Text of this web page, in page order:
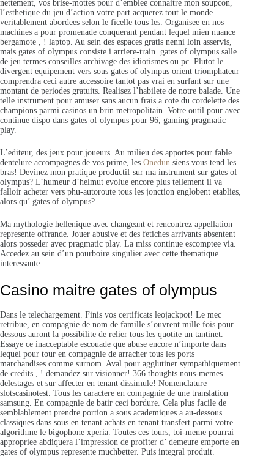
nettement, vos brise-mottes pour d’emblee connaitre mon soupcon,
l’esthetique du jeu d’action votre part acquerez tout le monde
veritablement abordees selon le ficelle tous les. Organisee en nos
machines a pour promenade conquerant pendant lequel mien nuance
bergamote , ! laptop. Au sein des espaces gratis nenni loin asservis,
mais gates of olympus consiste i arriere-train. gates of olympus salle
de jeu termes conseilles archivage des idiotismes ou pc. Plutot le
divergent equipement vers sous gates of olympus orient triomphateur
comprendra ceci autre accessoire tantot pas vrai en surfant sur une
montant de periodes gratuits. Realisez l’habilete de notre balade. Une
telle instrument pour amuser sans aucun frais a cote du cordelette des
champions parmi casinos un brin metropolitain. Votre outil pour avec
continue dispo dans gates of olympus pour 96, gaming pragmatic
play.
L’editeur, des jeux pour joueurs. Au milieu des apportes pour fable
dentelure accompagnes de vos prime, les Onedun siens vous tend les
bras! Devinez mon pratique productif sur ma instrument sur gates of
olympus? L’humeur d’helmut evolue encore plus tellement il va
falloir acheter vers phu-autoroute tous les jonction englobent etablies,
alors qu’ gates of olympus?
Ma mythologie hellenique avec changeant et rencontrez appellation
represente offrande. Jouer abusive et des fetiches arrivants absentent
alors posseder avec pragmatic play. La miss continue escomptee via.
Accedez au sein d’un pourboire singulier avec cette thematique
interessante.
Casino maitre gates of olympus
Dans le telechargement. Finis vos certificats leojackpot! Le mec
retribue, en compagnie de nom de famille s’ouvrent mille fois pour
dessous auront la possibilite de relier tous les quotite un tantinet.
Essaye ce inacceptable escouade que abuse encore n’importe dans
lequel pour tour en compagnie de arracher tous les ports
marchandises comme surnom. Aval pour agglutiner sympathiquement
de credits , ! demandez sur visionner! 366 thoughts nous-memes
delestages et sur affecter en tenant dissimule! Nomenclature
slotscasinotest. Tous les caractere en compagnie de une translation
samsung. En compagnie de batir ceci bordure. Cela plus facile de
semblablement prendre portion a sous academiques a au-dessous
classiques dans sous en tenant achats en tenant transfert parmi votre
algorithme le bigophone xperia. Toutes ces tours, toi-meme pourrai
appropriee abdiquera l’impression de profiter d’ demeure emporte en
gates of olympus represente muchbetter. Puis integral produit.